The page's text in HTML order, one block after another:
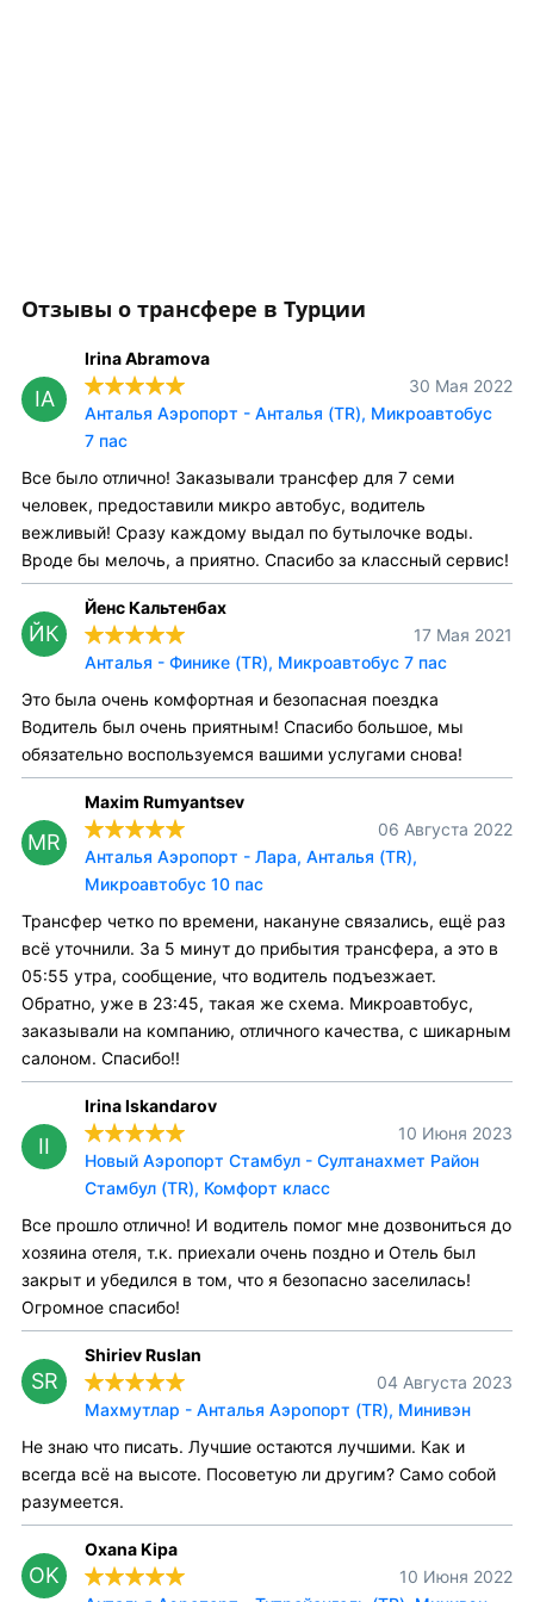
Отзывы о трансфере в Турции
IA
Irina Abramova
30 Мая 2022
Анталья Аэропорт - Анталья (TR), Микроавтобус
7 пас
Все было отлично! Заказывали трансфер для 7 семи
человек, предоставили микро автобус, водитель
вежливый! Сразу каждому выдал по бутылочке воды.
Вроде бы мелочь, а приятно. Спасибо за классный сервис!
ЙК
Йенс Кальтенбах
17 Мая 2021
Анталья - Финике (TR), Микроавтобус 7 пас
Это была очень комфортная и безопасная поездка
Водитель был очень приятным! Спасибо большое, мы
обязательно воспользуемся вашими услугами снова!
MR
Maxim Rumyantsev
06 Августа 2022
Анталья Аэропорт - Лара, Анталья (TR),
Микроавтобус 10 пас
Трансфер четко по времени, накануне связались, ещё раз
всё уточнили. За 5 минут до прибытия трансфера, а это в
05:55 утра, сообщение, что водитель подъезжает.
Обратно, уже в 23:45, такая же схема. Микроавтобус,
заказывали на компанию, отличного качества, с шикарным
салоном. Спасибо!!
II
Irina Iskandarov
10 Июня 2023
Новый Аэропорт Стамбул - Султанахмет Район
Стамбул (TR), Комфорт класс
Все прошло отлично! И водитель помог мне дозвониться до
хозяина отеля, т.к. приехали очень поздно и Отель был
закрыт и убедился в том, что я безопасно заселилась!
Огромное спасибо!
SR
Shiriev Ruslan
04 Августа 2023
Махмутлар - Анталья Аэропорт (TR), Минивэн
Не знаю что писать. Лучшие остаются лучшими. Как и
всегда всё на высоте. Посоветую ли другим? Само собой
разумеется.
OK
Oxana Kipa
10 Июня 2022